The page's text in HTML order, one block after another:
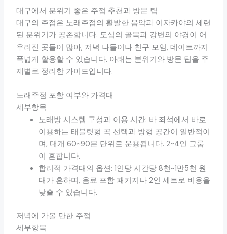
대구에서 분위기 좋은 주점 추천과 방문 팁
대구의 주점은 노래주점의 활발한 음악과 이자카야의 세련
된 분위기가 공존합니다. 도심의 골목과 강변의 야경이 어
우러진 곳들이 많아, 저녁 나들이나 친구 모임, 데이트까지
폭넓게 활용할 수 있습니다. 아래는 분위기와 방문 팁을 주
제별로 정리한 가이드입니다.
노래주점 포함 여부와 가격대
세부항목
노래방 시스템 구성과 이용 시간: 바 좌석에서 바로
이용하는 태블릿형 곡 선택과 방형 공간이 일반적이
며, 대개 60~90분 단위로 운용됩니다. 2~4인 그룹
이 흔합니다.
합리적 가격대의 옵션: 1인당 시간당 8천~1만5천 원
대가 흔하며, 음료 포함 패키지나 2인 세트로 비용을
낮출 수 있습니다.
저녁에 가볼 만한 주점
세부항목